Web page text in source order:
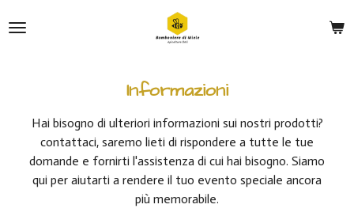
al
Informazioni
Hai bisogno di ulteriori informazioni sui nostri prodotti?
contattaci, saremo lieti di rispondere a tutte le tue
domande e fornirti l'assistenza di cui hai bisogno. Siamo
qui per aiutarti a rendere il tuo evento speciale ancora
più memorabile.